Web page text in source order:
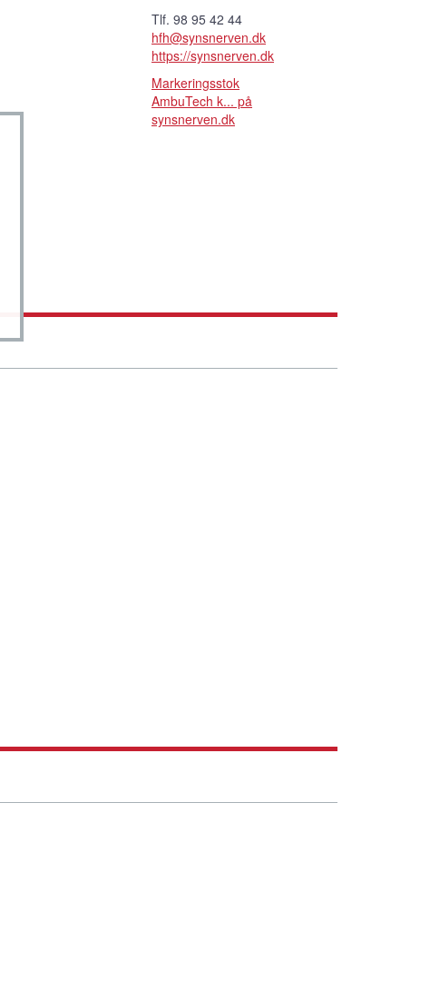
Tlf. 98 95 42 44
hfh@synsnerven.dk
https://synsnerven.dk
Markeringsstok
AmbuTech k... på
synsnerven.dk